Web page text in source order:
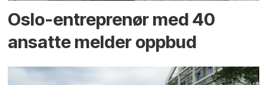
Oslo-entreprenør med 40
ansatte melder oppbud